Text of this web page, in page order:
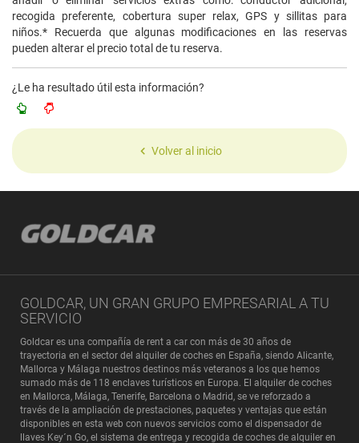
recogida preferente, cobertura super relax, GPS y sillitas para
niños.* Recuerda que algunas modificaciones en las reservas
pueden alterar el precio total de tu reserva.
¿Le ha resultado útil esta información?
Volver al inicio
GOLDCAR, UN GRAN GRUPO EMPRESARIAL A TU
SERVICIO
Goldcar es una compañía de rent a car con más de 30 años de
trayectoria en el sector del alquiler de coches en España, siendo Alicante,
Mallorca y Málaga nuestros destinos más veteranos a los que hemos
sumado más de 118 enclaves turísticos en Europa. El alquiler de coches
en Mallorca, Málaga, Tenerife, Barcelona o Madrid, se ve reforzado a
través de la ampliación de prestaciones, paquetes y ventajas que están
disponibles en esta web con nuevos servicios como el dispensador de
llaves Key´n Go, el sistema de entrega y recogida de coches de alquiler en